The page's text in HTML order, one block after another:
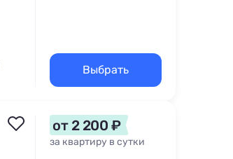
Выбрать
от 2 200 ₽
за квартиру в сутки